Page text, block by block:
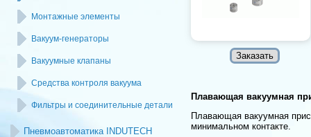
Монтажные элементы
Вакуум-генераторы
Вакуумные клапаны
Средства контроля вакуума
Фильтры и соединительные детали
Пневмоавтоматика INDUTECH
Плавающая вакуумная
Плавающая вакуумная
минимальном контакте.